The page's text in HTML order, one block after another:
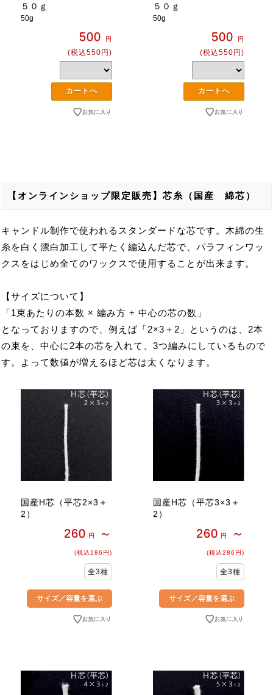
５０ｇ
50g
500 円
(税込550円)
５０ｇ
50g
500 円
(税込550円)
【オンラインショップ限定販売】芯糸（国産 綿芯）
キャンドル制作で使われるスタンダードな芯です。木綿の生
糸を白く漂白加工して平たく編込んだ芯で、パラフィンワッ
クスをはじめ全てのワックスで使用することが出来ます。
【サイズについて】
「1束あたりの本数 × 編み方 + 中心の芯の数」
となっておりますので、例えば「2×3＋2」というのは、2本
の束を、中心に2本の芯を入れて、3つ編みにしているもので
す。よって数値が増えるほど芯は太くなります。
国産H芯（平芯2×3＋
2）
260 円 ～
(税込286円)
全3種
国産H芯（平芯3×3＋
2）
260 円 ～
(税込286円)
全3種